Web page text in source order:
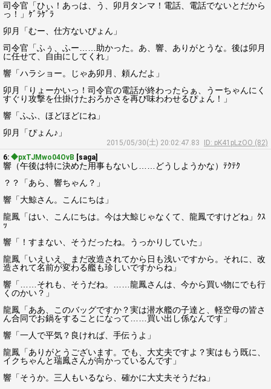
司令官「ひぃ！あっは、う、卯月タンマ！電話、電話でないとだから
っ！」ｹﾞﾗｹﾞﾗ
卯月「むー、仕方ないぴょん」
司令官「ふぅ、ふー……助かった。あ、響、ありがとうな。後は卯月
に任せて、自由にしてくれ」
響「ハラショー。じゃあ卯月、頼んだよ」
卯月「りょーかいっ！司令官の電話が終わったらぁ、うーちゃんにく
すぐり攻撃を仕掛けたおろかさを再び味わわせるぴょん！」
響「ふふ、ほどほどにね」
卯月「ぴょん♪」
2015/05/30(土) 20:02:47.83
ID: pK41pLzOO (82)
6: ◆pxTJMwo04OvB [saga]
響（午後は特に決めた用事もないし……どうしようかな）ﾃｸﾃｸ
？？「あら、響ちゃん？」
響「大鯨さん。こんにちは」
龍鳳「はい、こんにちは。今は大鯨じゃなくて、龍鳳ですけどね」ｸｽ
ｯ
響「！すまない、そうだったね。うっかりしていた」
龍鳳「いえいえ、まだ改造されてから日も浅いですから。それに、改
造されて名前が変わる艦も珍しいですからね」
響「……それも、そうだね。……龍鳳さんは、今から買い物にでも行
くのかい？」
龍鳳「ああ、このバッグですか？実は潜水艦の子達と、軽空母の皆さ
ん合同でお鍋をすることになって……買い出し係なんです」
響「一人で平気？良ければ、手伝うよ」
龍鳳「ありがとうございます。でも、大丈夫ですよ？実はもう既に、
イクちゃんと瑞鳳さんが向かっているんです」
響「そうか。三人もいるなら、確かに大丈夫そうだね」